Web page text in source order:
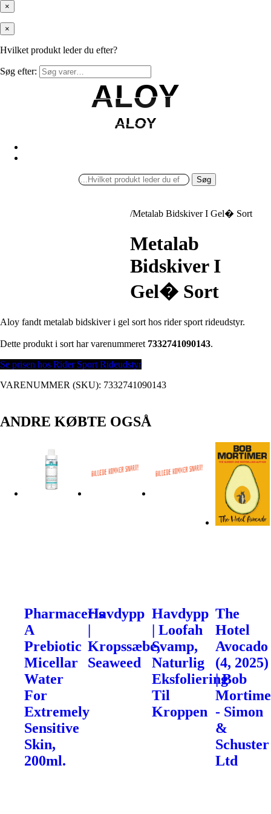
×
×
Hvilket produkt leder du efter?
Søg efter:
ALOY
ALOY
ALOY
ALOY
Søg
/Metalab Bidskiver I Gel� Sort
Metalab
Bidskiver I
Gel� Sort
Aloy fandt metalab bidskiver i gel sort hos rider sport rideudstyr.
Dette produkt i sort har varenummeret 7332741090143.
Se prisen hos Rider Sport Rideudstyr
VARENUMMER (SKU): 7332741090143
ANDRE KØBTE OGSÅ
Pharmaceris
A
Prebiotic
Micellar
Water
For
Extremely
Sensitive
Skin,
200ml.
Havdypp
|
Kropssæbe,
Seaweed
Havdypp
| Loofah
Svamp,
Naturlig
Eksfoliering
Til
Kroppen
The
Hotel
Avocado
(4, 2025)
| Bob
- Simon
&
Schuster
Ltd